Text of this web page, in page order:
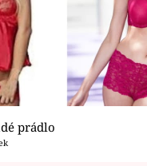
prádlo